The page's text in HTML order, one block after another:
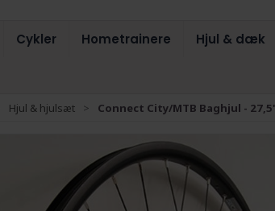
Cykler Hometrainere Hjul & dæk
Hjul & hjulsæt Connect City/MTB Baghjul -